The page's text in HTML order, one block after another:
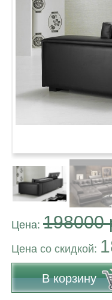
Цена: 198000
Цена co скидкой:
В корзину